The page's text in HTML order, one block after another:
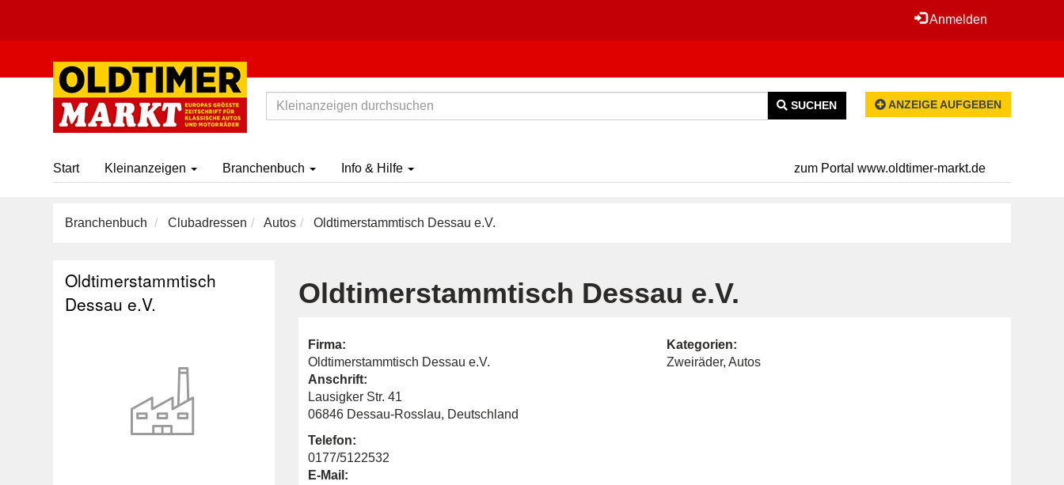
Anmelden
SUCHEN ANZEIGE AUFGEBEN
Start Kleinanzeigen Branchenbuch Info & Hilfe zum Portal www.oldtimer-markt.de
Branchenbuch Clubadressen Autos Oldtimerstammtisch Dessau e.V.
Oldtimerstammtisch Dessau e.V.
Firma:
Oldtimerstammtisch Dessau e.V.
Anschrift:
Lausigker Str. 41
06846 Dessau-Rosslau, Deutschland
Telefon:
0177/5122532
E-Mail:
Kategorien:
Zweiräder, Autos
Oldtimerstammtisch
Dessau e.V.